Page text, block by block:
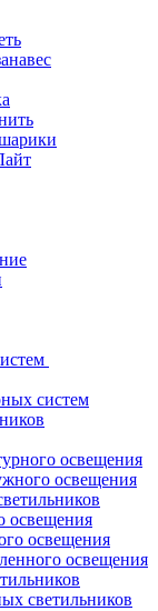
систем
освещения
освещения
освещения
освещения
освещения
светильников